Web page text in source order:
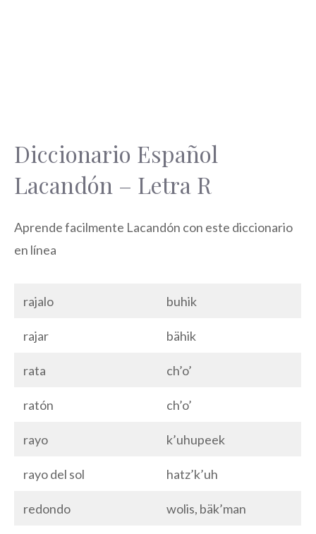
Diccionario Español
Lacandón – Letra R
Aprende facilmente Lacandón con este diccionario
en línea
rajalo buhik
rajar bähik
rata ch’o’
ratón ch’o’
rayo k’uhupeek
rayo del sol hatz’k’uh
redondo wolis, bäk’man